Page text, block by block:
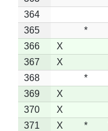
364
365
*
366
X
367
X
368
*
369
X
370
X
371
X *